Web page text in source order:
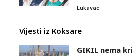
Lukavac
Vijesti iz Koksare
GIKIL nema